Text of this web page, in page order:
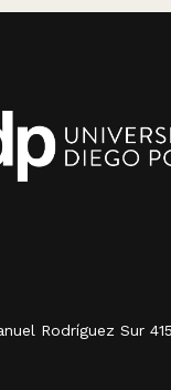
Rodríguez Sur